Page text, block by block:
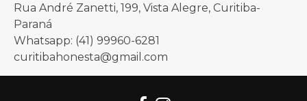
Rua André Zanetti, 199, Vista Alegre, Curitiba-
Paraná
Whatsapp: (41) 99960-6281
curitibahonesta@gmail.com